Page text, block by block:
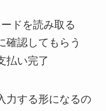
ドを読み取る
確認してもらう
払い完了
力する形になるの